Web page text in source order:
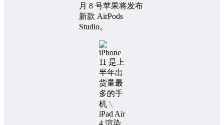
月 8 号苹果将发布
新款 AirPods
Studio。